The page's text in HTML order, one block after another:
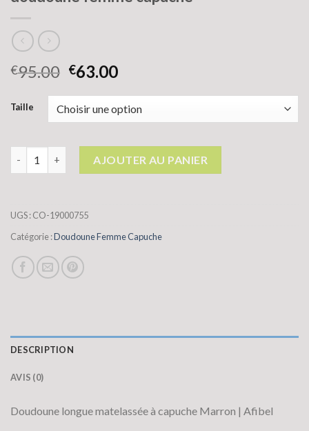
€95.00 €63.00
Taille
AJOUTER AU PANIER
UGS :CO-19000755
Catégorie :Doudoune Femme Capuche
DESCRIPTION
AVIS (0)
Doudoune longue matelassée à capuche Marron | Afibel